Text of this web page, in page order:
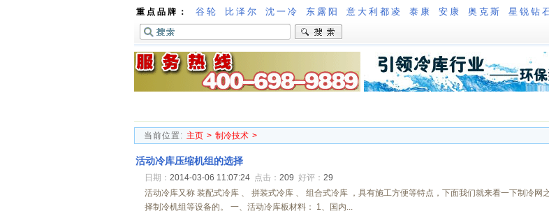
重点品牌： 谷轮 比泽尔 沈一冷 东露阳 意大利都凌 泰康 安康 奥克斯 星锐钻
当前位置: 主页 > 制冷技术 >
活动冷库压缩机组的选择
日期： 2014-03-06 11:07:24 点击： 209 好评： 29
活动冷库又称 装配式冷库 、 拼装式冷库 、 组合式冷库 ，具有施工方便等特点，下面我们就来看一下制冷网
择制冷机组等设备的。 一、活动冷库板材料： 1、国内...